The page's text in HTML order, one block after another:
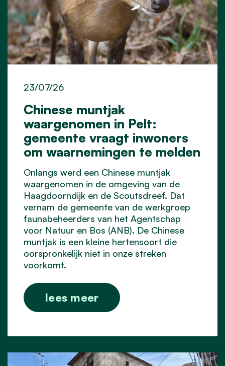
Chinese muntjak
waargenomen in Pelt:
gemeente vraagt inwoners
om waarnemingen te melden
23/07/26
Onlangs werd een Chinese muntjak
waargenomen in de omgeving van de
Haagdoorndijk en de Scoutsdreef. Dat
vernam de gemeente van de werkgroep
faunabeheerders van het Agentschap
voor Natuur en Bos (ANB). De Chinese
muntjak is een kleine hertensoort die
oorspronkelijk niet in onze streken
voorkomt.
lees meer